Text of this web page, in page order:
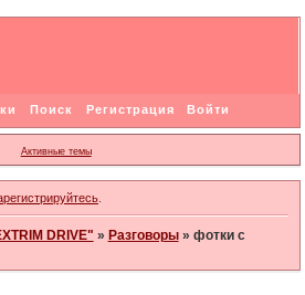
Поиск Регистрация Войти
Активные темы
.
DRIVE" » Разговоры » фотки с